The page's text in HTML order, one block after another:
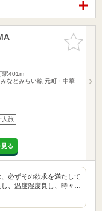
お気に入
りに追加
駅401m
なとみらい線 元町・中華
人旅
る
必ずその欲求を満たして
、温度湿度良し、時々…